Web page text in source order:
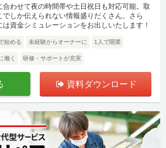
わせて夜の時間帯や土日祝日も対応可能。取
しか伝えられない情報盛りだくさん。さら
資金シミュレーションをお出しいたします！
始める 未経験からオーナーに 1人で開業
働く 研修・サポートが充実
資料ダウンロード